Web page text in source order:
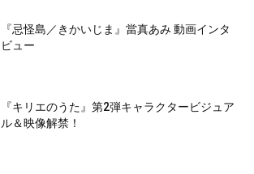
『忌怪島／きかいじま』當真あみ 動画インタ
ビュー
『キリエのうた』第2弾キャラクタービジュア
ル＆映像解禁！